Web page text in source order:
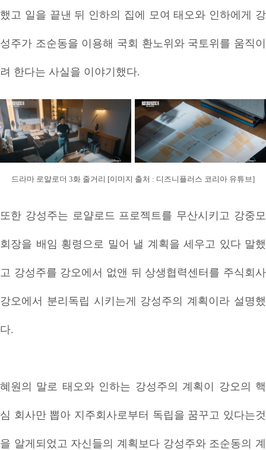
했고 일을 끝낸 뒤 인하의 집에 모여 태오와 인하에게 강
성주가 조순동을 이용해 국회 환노위와 국토위를 움직이
려 한다는 사실을 이야기했다.
드라마 로얄로더 3화 줄거리 [이미지 출처 : 디즈니플러스 코리아 유튜브]
또한 강성주는 로얄로드 프로젝트를 무산시키고 강중모
회장을 배임 횡령으로 밀어 낼 계획을 세우고 있다 말했
고 강성주를 강오에서 없앤 뒤 상생협력센터를 주식회사
강오에서 분리독립 시키는게 강성주의 계획이라 설명했
다.
혜원의 말로 태오와 인하는 강성주의 계획이 강오의 핵
심 회사만 뽑아 지주회사로부터 독립을 꿈꾸고 있다는것
을 알게되었고 자신들의 계획보다 강성주와 조순동의 계